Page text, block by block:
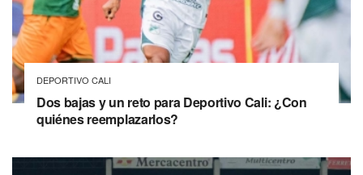
DEPORTIVO CALI
Dos bajas y un reto para Deportivo Cali: ¿Con
quiénes reemplazarlos?